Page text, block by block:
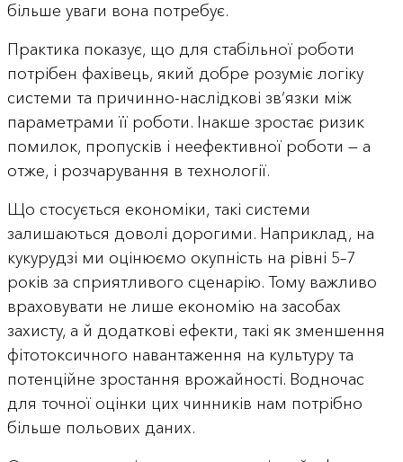
більше уваги вона потребує.
Практика показує, що для стабільної роботи
потрібен фахівець, який добре розуміє логіку
системи та причинно-наслідкові зв’язки між
параметрами її роботи. Інакше зростає ризик
помилок, пропусків і неефективної роботи — а
отже, і розчарування в технології.
Що стосується економіки, такі системи
залишаються доволі дорогими. Наприклад, на
кукурудзі ми оцінюємо окупність на рівні 5–7
років за сприятливого сценарію. Тому важливо
враховувати не лише економію на засобах
захисту, а й додаткові ефекти, такі як зменшення
фітотоксичного навантаження на культуру та
потенційне зростання врожайності. Водночас
для точної оцінки цих чинників нам потрібно
більше польових даних.